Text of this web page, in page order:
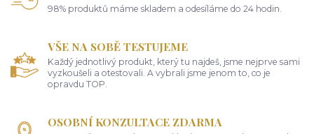
98% produktů máme skladem a odesíláme do 24 hodin.
VŠE NA SOBĚ TESTUJEME
Každý jednotlivý produkt, který tu najdeš, jsme nejprve sami
vyzkoušeli a otestovali. A vybrali jsme jenom to, co je
opravdu TOP.
OSOBNÍ KONZULTACE ZDARMA